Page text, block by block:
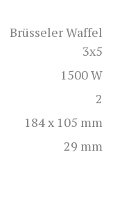
Brüsseler Waffel
3x5
1500 W
2
184 x 105 mm
29 mm